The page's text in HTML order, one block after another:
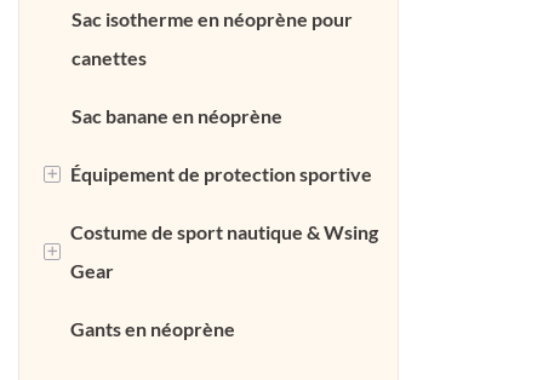
Sac isotherme en néoprène pour
canettes
Sac banane en néoprène
+ Équipement de protection sportive
Support de dos en néoprène
Support de poignet en néoprène
+
Costume de sport nautique & Wsing
Gear
Combinaison en néoprène
Gants en néoprène